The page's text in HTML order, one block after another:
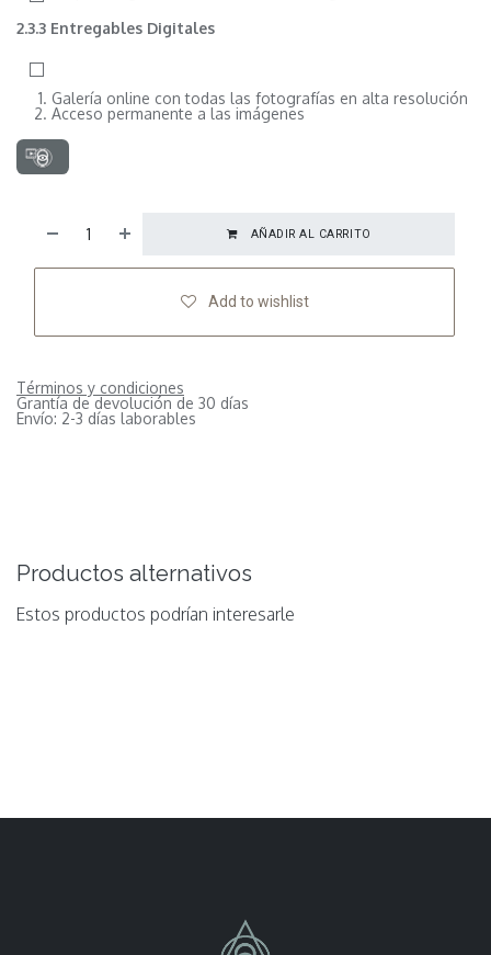
2.3.3 Entregables Digitales
Galería online con todas las fotografías en alta resolución
Acceso permanente a las imágenes
AÑADIR AL CARRITO
Add to wishlist
Términos y condiciones
Grantía de devolución de 30 días
Envío: 2-3 días laborables
Productos alternativos
Estos productos podrían interesarle